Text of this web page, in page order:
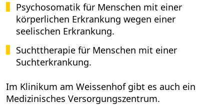
Psychosomatik für Menschen mit einer
körperlichen Erkrankung wegen einer
seelischen Erkrankung.
Suchttherapie für Menschen mit einer
Suchterkrankung.
Im Klinikum am Weissenhof gibt es auch ein
Medizinisches Versorgungszentrum.